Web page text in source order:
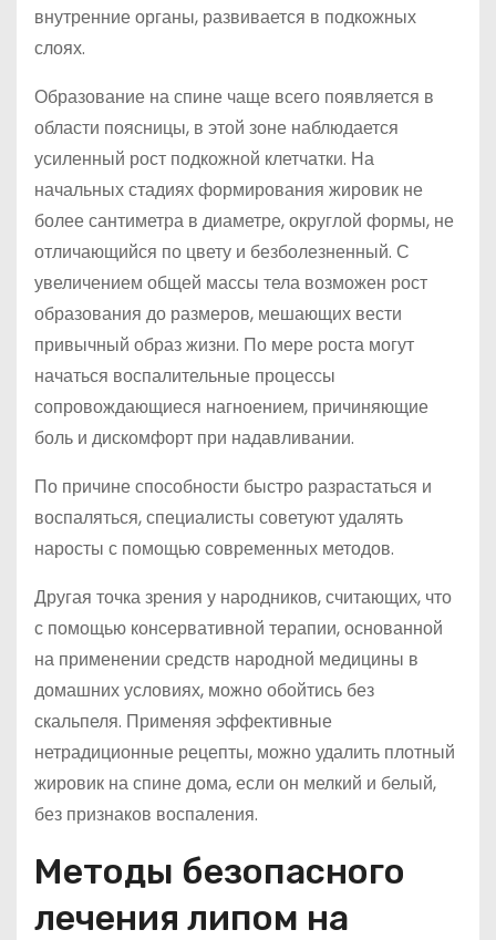
внутренние органы, развивается в подкожных
слоях.
Образование на спине чаще всего появляется в
области поясницы, в этой зоне наблюдается
усиленный рост подкожной клетчатки. На
начальных стадиях формирования жировик не
более сантиметра в диаметре, округлой формы, не
отличающийся по цвету и безболезненный. С
увеличением общей массы тела возможен рост
образования до размеров, мешающих вести
привычный образ жизни. По мере роста могут
начаться воспалительные процессы
сопровождающиеся нагноением, причиняющие
боль и дискомфорт при надавливании.
По причине способности быстро разрастаться и
воспаляться, специалисты советуют удалять
наросты с помощью современных методов.
Другая точка зрения у народников, считающих, что
с помощью консервативной терапии, основанной
на применении средств народной медицины в
домашних условиях, можно обойтись без
скальпеля. Применяя эффективные
нетрадиционные рецепты, можно удалить плотный
жировик на спине дома, если он мелкий и белый,
без признаков воспаления.
Методы безопасного
лечения липом на